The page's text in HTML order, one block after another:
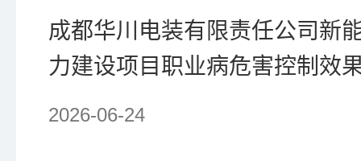
成都华川电装有限责任公司新
力建设项目职业病危害控制效
2026-06-24